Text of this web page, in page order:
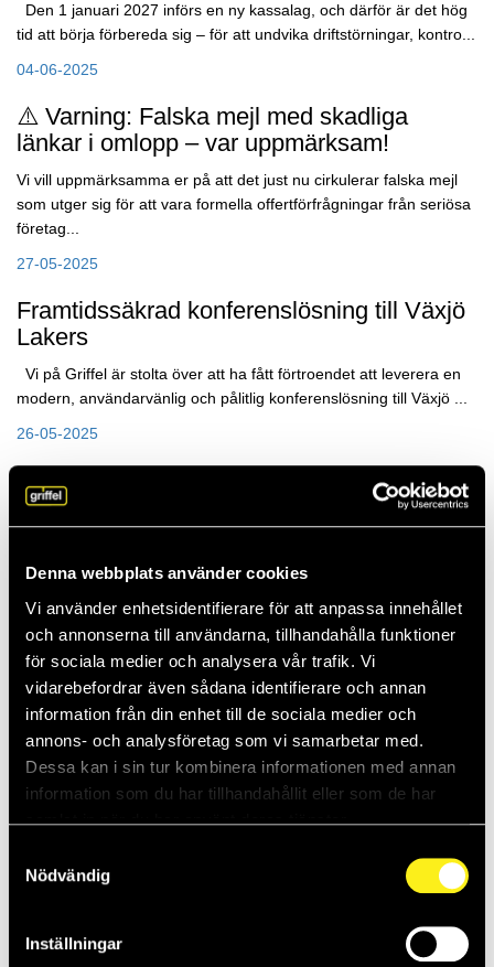
Denna webbplats använder cookies
Vi använder enhetsidentifierare för att anpassa innehållet
och annonserna till användarna, tillhandahålla funktioner
för sociala medier och analysera vår trafik. Vi
vidarebefordrar även sådana identifierare och annan
information från din enhet till de sociala medier och
annons- och analysföretag som vi samarbetar med.
Dessa kan i sin tur kombinera informationen med annan
information som du har tillhandahållit eller som de har
samlat in när du har använt deras tjänster.
Nödvändig
Inställningar
Den 1 januari 2027 införs en ny kassalag, och därför är det hög
tid att börja förbereda sig – för att undvika driftstörningar, kontro...
04-06-2025
⚠️ Varning: Falska mejl med skadliga
länkar i omlopp – var uppmärksam!
Vi vill uppmärksamma er på att det just nu cirkulerar falska mejl
som utger sig för att vara formella offertförfrågningar från seriösa
företag...
27-05-2025
Framtidssäkrad konferenslösning till Växjö
Lakers
Vi på Griffel är stolta över att ha fått förtroendet att leverera en
modern, användarvänlig och pålitlig konferenslösning till Växjö ...
26-05-2025
Anja föredrar molnet: “Smart, säkert och
kapabelt”
Men Griffels Anja Genestig slår ett slag för molnet. – Det är smart,
26-05-2025
Daniel vet hur man stoppar inkräktaren
Griffels Daniel Thompsson tror på samspelet mellan människor,
teknik och organisation. Så skapas säkra IT-miljöer. – Ledningens
engagemang är vi...
15-05-2025
gillar kunderna Elias
kompaktare och snabbare teknik blir hela tiden. – Det finns så
stora...